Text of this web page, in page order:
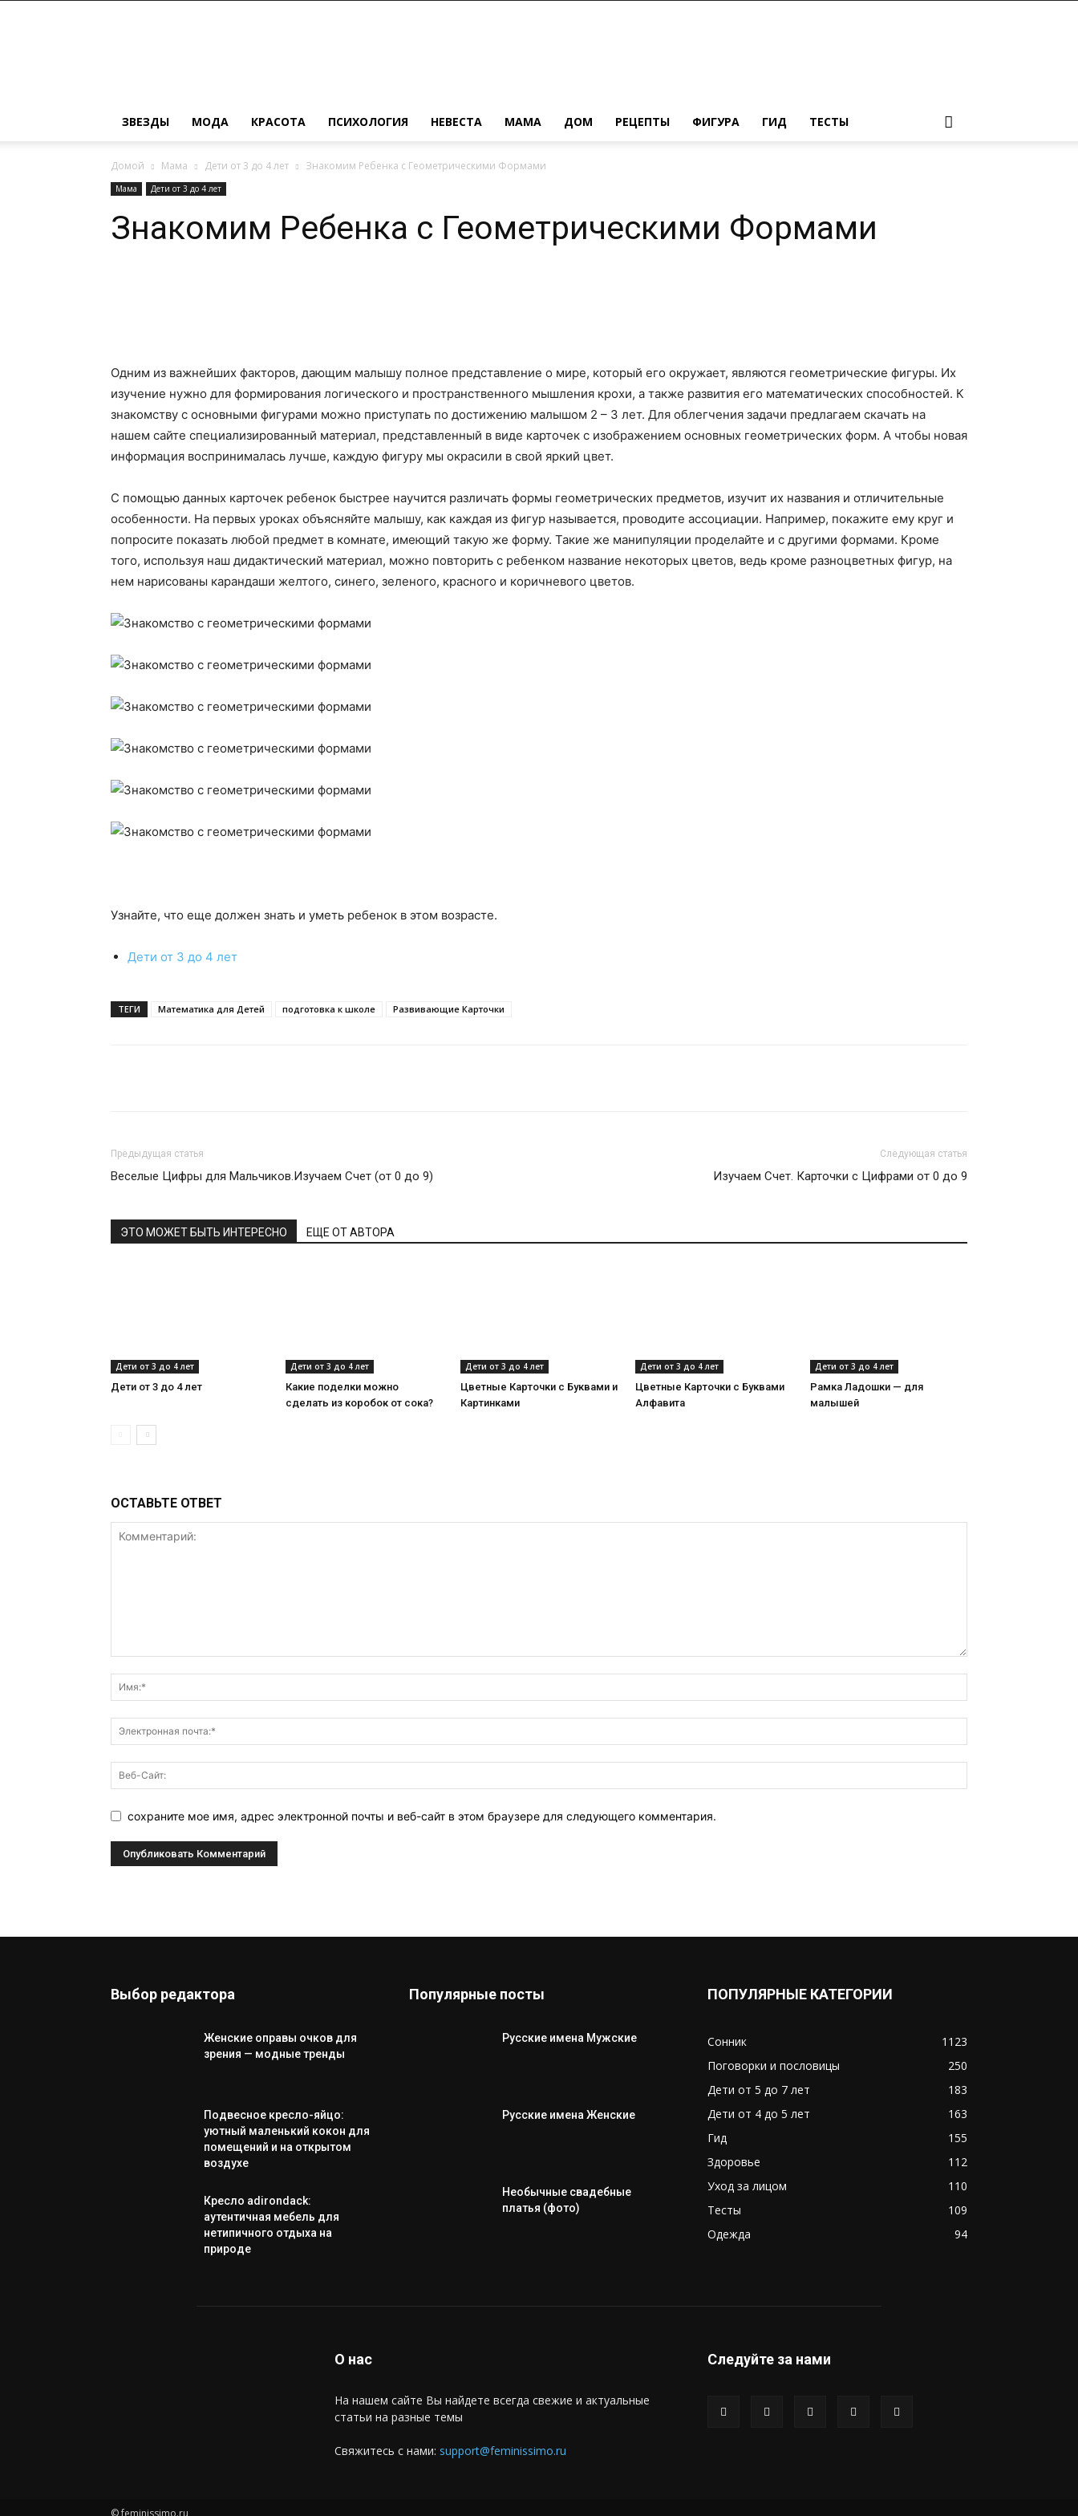
замужестве
ЗВЕЗДЫ МОДА КРАСОТА ПСИХОЛОГИЯ НЕВЕСТА МАМА ДОМ РЕЦЕПТЫ ФИГУРА ГИД ТЕСТЫ
Домой Мама Дети от 3 до 4 лет Знакомим Ребенка с Геометрическими Формами
Мама Дети от 3 до 4 лет
Знакомим Ребенка с Геометрическими Формами
Одним из важнейших факторов, дающим малышу полное представление о мире, который его окружает, являются геометрические фигуры. Их
изучение нужно для формирования логического и пространственного мышления крохи, а также развития его математических способностей. К
знакомству с основными фигурами можно приступать по достижению малышом 2 – 3 лет. Для облегчения задачи предлагаем скачать на
нашем сайте специализированный материал, представленный в виде карточек с изображением основных геометрических форм. А чтобы новая
информация воспринималась лучше, каждую фигуру мы окрасили в свой яркий цвет.
С помощью данных карточек ребенок быстрее научится различать формы геометрических предметов, изучит их названия и отличительные
особенности. На первых уроках объясняйте малышу, как каждая из фигур называется, проводите ассоциации. Например, покажите ему круг и
попросите показать любой предмет в комнате, имеющий такую же форму. Такие же манипуляции проделайте и с другими формами. Кроме
того, используя наш дидактический материал, можно повторить с ребенком название некоторых цветов, ведь кроме разноцветных фигур, на
нем нарисованы карандаши желтого, синего, зеленого, красного и коричневого цветов.
Узнайте, что еще должен знать и уметь ребенок в этом возрасте.
Дети от 3 до 4 лет
ТЕГИ Математика для Детей подготовка к школе Развивающие Карточки
Предыдущая статья
Веселые Цифры для Мальчиков.Изучаем Счет (от 0 до 9)
Следующая статья
Изучаем Счет. Карточки с Цифрами от 0 до 9
ЭТО МОЖЕТ БЫТЬ ИНТЕРЕСНО ЕЩЕ ОТ АВТОРА
Дети от 3 до 4 лет
Дети от 3 до 4 лет
Дети от 3 до 4 лет
Какие поделки можно
сделать из коробок от сока?
Дети от 3 до 4 лет
Цветные Карточки с Буквами и
Картинками
Дети от 3 до 4 лет
Цветные Карточки с Буквами
Алфавита
Дети от 3 до 4 лет
Рамка Ладошки — для
малышей
ОСТАВЬТЕ ОТВЕТ
сохраните мое имя, адрес электронной почты и веб-сайт в этом браузере для следующего комментария.
Выбор редактора
Женские оправы очков для
зрения — модные тренды
Подвесное кресло-яйцо:
уютный маленький кокон для
помещений и на открытом
воздухе
Кресло adirondack:
аутентичная мебель для
нетипичного отдыха на
природе
Популярные посты
Русские имена Мужские
Русские имена Женские
Необычные свадебные
платья (фото)
ПОПУЛЯРНЫЕ КАТЕГОРИИ
Сонник
1123
Поговорки и пословицы
250
Дети от 5 до 7 лет
183
Дети от 4 до 5 лет
163
Гид
155
Здоровье
112
Уход за лицом
110
Тесты
109
Одежда
94
О нас
На нашем сайте Вы найдете всегда свежие и актуальные
статьи на разные темы
Свяжитесь с нами: support@feminissimo.ru
Следуйте за нами
© feminissimo.ru